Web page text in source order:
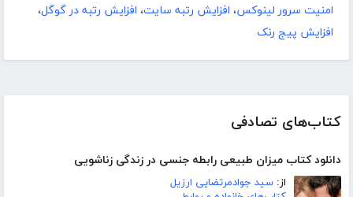
کتاب‌های تصادفی
دانلود کتاب میزان طبیعی رابطه جنسی در زندگی زناشویی
از: سید جوادمرتضایی ارزیل
امنیت سرور لینوکس، افزایش رتبه سایت، افزایش رتبه در گوگل،
افزایش پیج رنک